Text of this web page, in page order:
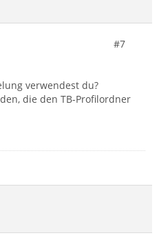
#7
verwendest du?
die den TB-Profilordner